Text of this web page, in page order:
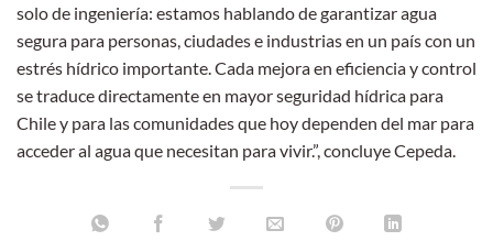
solo de ingeniería: estamos hablando de garantizar agua
segura para personas, ciudades e industrias en un país con un
estrés hídrico importante. Cada mejora en eficiencia y control
se traduce directamente en mayor seguridad hídrica para
Chile y para las comunidades que hoy dependen del mar para
acceder al agua que necesitan para vivir.”, concluye Cepeda.